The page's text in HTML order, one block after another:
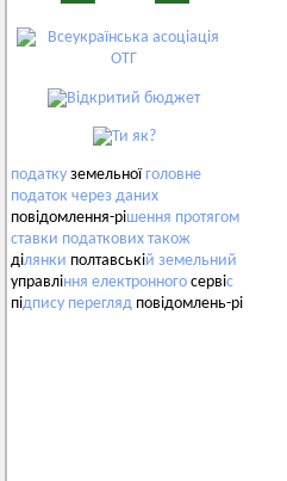
податку земельноїголовне
податок через даних
повідомлення-рішення протягом
ставки податкових також
ділянки полтавській земельний
управління електронного сервіс
підпису перегляд повідомлень-рі